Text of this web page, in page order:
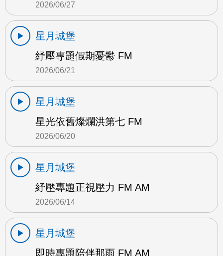
2026/06/27
星月城堡
紓壓專題假期憂鬱 FM
2026/06/21
星月城堡
星光依舊燦爛洪第七 FM
2026/06/20
星月城堡
紓壓專題正視壓力 FM AM
2026/06/14
星月城堡
即時專題陪伴那雨 FM AM